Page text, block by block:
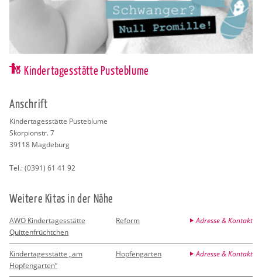
Kindertagesstätte Pusteblume
An­schrift
Kin­der­ta­ges­stät­te Pus­te­blu­me
Skor­pi­onstr. 7
39118 Mag­de­burg
Tel.:(0391) 61 41 92
Wei­te­re Kitas in der Nähe
AWO Kindertagesstätte
Quittenfrüchtchen
Reform Adresse & Kontakt
Kindertagesstätte „am
Hopfengarten“
Hopfengarten Adresse & Kontakt